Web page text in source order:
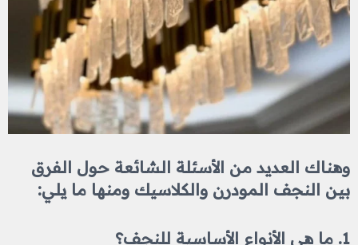
وهناك العديد من الأسئلة الشائعة حول الفرق
بين النجف المودرن والكلاسيك ومنها ما يلي:
1. ما هي الأنواع الأساسية للنجف؟